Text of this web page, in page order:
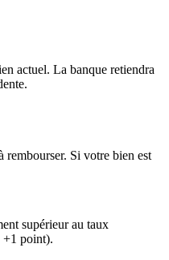
actuel. La banque retiendra
rembourser. Si votre bien est
supérieur au taux
+1 point).